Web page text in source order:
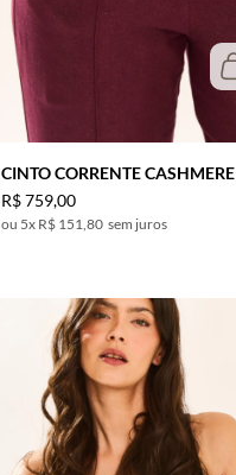
CINTO CORRENTE CASHMERE
R$759,00
5x R$ 151,80 sem juros